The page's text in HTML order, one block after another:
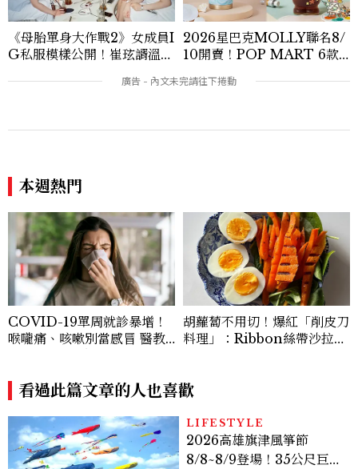
《母胎單身大作戰2》女成員I
G私服模樣公開！崔玹諝溫柔
2026星巴克MOLLY聯名8/
10開賣！POP MART 6款
次看
本週熱門
COVID-19單周就診暴增！
喉嚨痛、咳嗽別當感冒 醫教
胡蘿蔔不用切！爆紅「削皮刀
料理」：Ribbon絲帶沙拉、
看過此篇文章的人也喜歡
LIFESTYLE
2026高雄旗津風箏節
8/8~8/9登場！35公尺巨大